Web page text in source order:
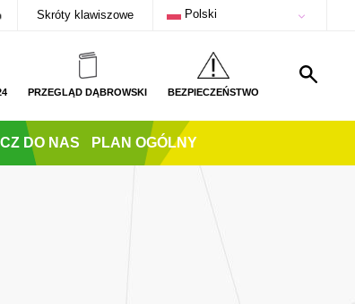
Skróty klawiszowe Polski
PRZEGLĄD DĄBROWSKI BEZPIECZEŃSTWO
DO NAS PLAN OGÓLNY